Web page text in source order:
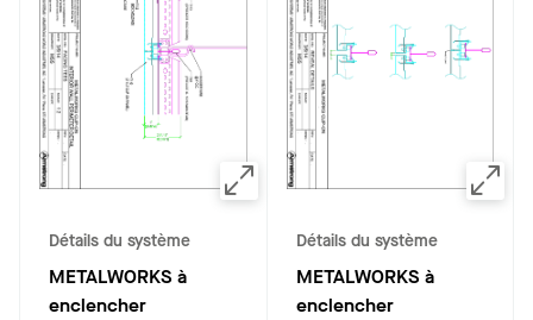
Détails du système
METALWORKS à
enclencher
Détails du système
METALWORKS à
enclencher